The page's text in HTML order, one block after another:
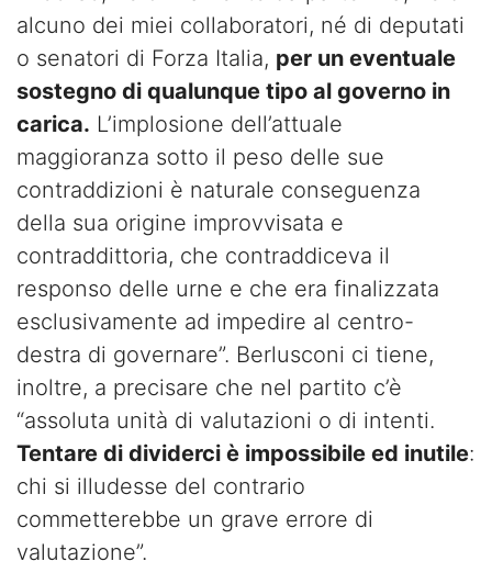
alcuno dei miei collaboratori, né di deputati
o senatori di Forza Italia, per un eventuale
sostegno di qualunque tipo al governo in
carica. L’implosione dell’attuale
maggioranza sotto il peso delle sue
contraddizioni è naturale conseguenza
della sua origine improvvisata e
contraddittoria, che contraddiceva il
responso delle urne e che era finalizzata
esclusivamente ad impedire al centro-
destra di governare”. Berlusconi ci tiene,
inoltre, a precisare che nel partito c’è
“assoluta unità di valutazioni o di intenti.
Tentare di dividerci è impossibile ed inutile:
chi si illudesse del contrario
commetterebbe un grave errore di
valutazione”.